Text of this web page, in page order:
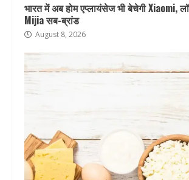
भारत में अब होम एप्लायंसेज भी बेचेगी Xiaomi,
Mijia सब-ब्रांड
August 8, 2026